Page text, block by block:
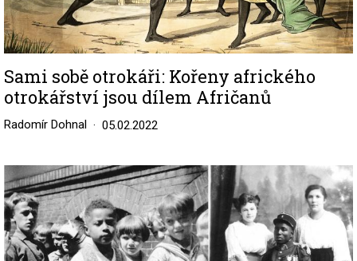
Sami sobě otrokáři: Kořeny afrického
otrokářství jsou dílem Afričanů
Radomír Dohnal 05.02.2022
Image